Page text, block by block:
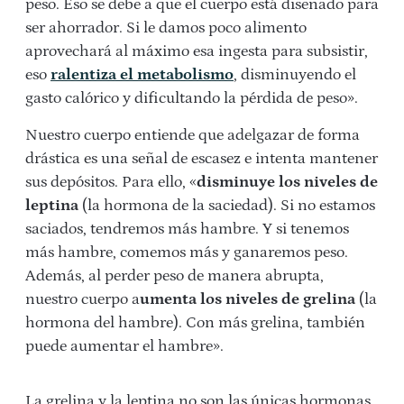
peso. Eso se debe a que el cuerpo está diseñado para
ser ahorrador. Si le damos poco alimento
aprovechará al máximo esa ingesta para subsistir,
eso ralentiza el metabolismo, disminuyendo el
gasto calórico y dificultando la pérdida de peso».
Nuestro cuerpo entiende que adelgazar de forma
drástica es una señal de escasez e intenta mantener
sus depósitos. Para ello, «disminuye los niveles de
leptina (la hormona de la saciedad). Si no estamos
saciados, tendremos más hambre. Y si tenemos
más hambre, comemos más y ganaremos peso.
Además, al perder peso de manera abrupta,
nuestro cuerpo aumenta los niveles de grelina (la
hormona del hambre). Con más grelina, también
puede aumentar el hambre».